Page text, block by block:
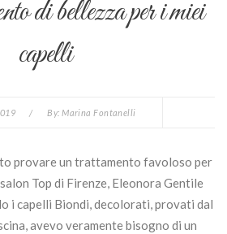
di bellezza per i miei
capelli
/ By:Marina Fontanelli
provare un trattamento favoloso per
Top di Firenze, Eleonora Gentile
i capelli Biondi, decolorati, provati dal
avevo veramente bisogno di un